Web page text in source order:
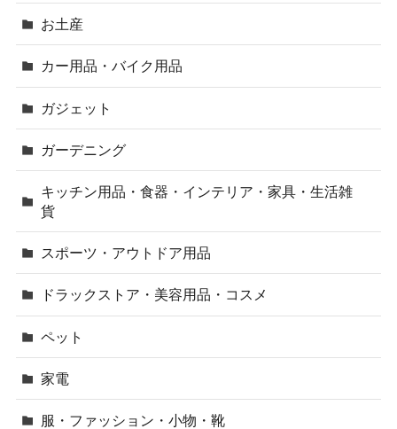
お土産
カー用品・バイク用品
ガジェット
ガーデニング
キッチン用品・食器・インテリア・家具・生活雑
貨
スポーツ・アウトドア用品
ドラックストア・美容用品・コスメ
ペット
家電
服・ファッション・小物・靴